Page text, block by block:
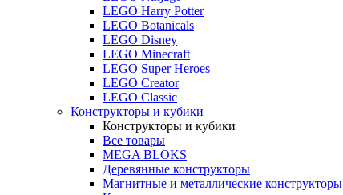
LEGO Harry Potter
LEGO Botanicals
LEGO Disney
LEGO Minecraft
LEGO Super Heroes
LEGO Creator
LEGO Classic
Конструкторы и кубики
Конструкторы и кубики
Все товары
MEGA BLOKS
Деревянные конструкторы
Магнитные и металлические конструкторы